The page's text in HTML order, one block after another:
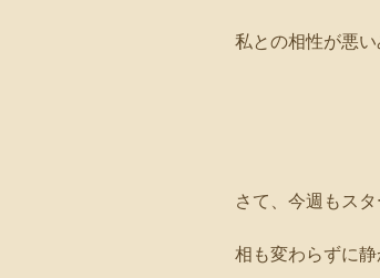
私との相性が悪
さて、今週もス
相も変わらずに